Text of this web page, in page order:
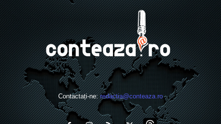
Contactați-ne:redactia@conteaza.ro